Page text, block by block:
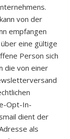
von der
empfangen
eine gültige
Person sich
die von einer
Opt-In-
dient der
als